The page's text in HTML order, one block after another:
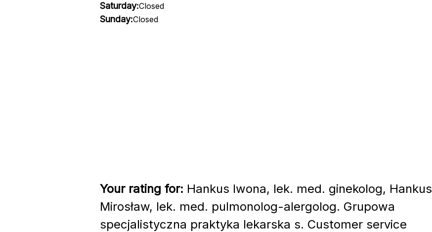
Saturday:Closed
Sunday:Closed
Your rating for: Hankus Iwona, lek. med. ginekolog, Hankus
Mirosław, lek. med. pulmonolog-alergolog. Grupowa
specjalistyczna praktyka lekarska s. Customer service